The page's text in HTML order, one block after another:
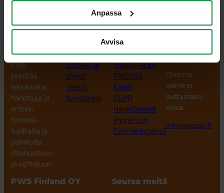
Anpassa
Avvisa
PWS
kehittää
tehokkaita,
harkittuja ja
erittäin
toimivia
tuotteita ja
palveluita
jätehuoltoon
ja lajitteluun.
Tuotteet
Esitteet ja
ohjeet
Videot
Kuvapankki
Tiedot
Yhteystiedot
PWS:stä
Ehdot
GDPR
Henkilötiedot
Impressum
Evästekäytäntö
Finland
Olemme
valmiina
auttamaan
sinua
info@pwsoy.fi
PWS Finland OY Seuraa meitä